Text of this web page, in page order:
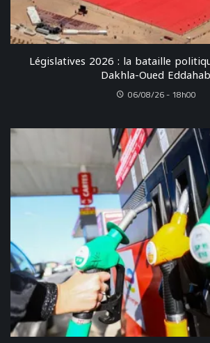
Législatives 2026 : la bataille
Dakhla-Oued Eddahab
06/08/26 - 18h00